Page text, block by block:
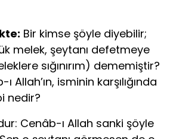
Bir kimse şöyle diyebilir;
melek, şeytanı defetmeye
sığınırım) dememiştir?
Allah’ın, isminin karşılığında
nedir?
Cenâb-ı Allah sanki şöyle